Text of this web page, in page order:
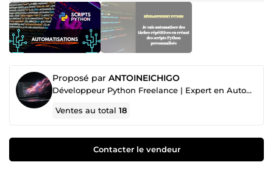
Proposé par ANTOINEICHIGO
Développeur Python Freelance | Expert en Automatisation et Solutions Logicielles Personnalisées
Ventes au total18
Contacter le vendeur